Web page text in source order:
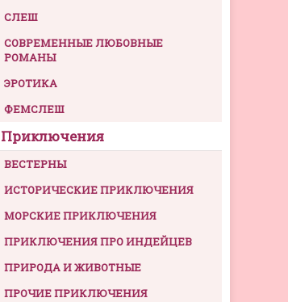
СЛЕШ
СОВРЕМЕННЫЕ ЛЮБОВНЫЕ
РОМАНЫ
ЭРОТИКА
ФЕМСЛЕШ
Приключения
ВЕСТЕРНЫ
ИСТОРИЧЕСКИЕ ПРИКЛЮЧЕНИЯ
МОРСКИЕ ПРИКЛЮЧЕНИЯ
ПРИКЛЮЧЕНИЯ ПРО ИНДЕЙЦЕВ
ПРИРОДА И ЖИВОТНЫЕ
ПРОЧИЕ ПРИКЛЮЧЕНИЯ